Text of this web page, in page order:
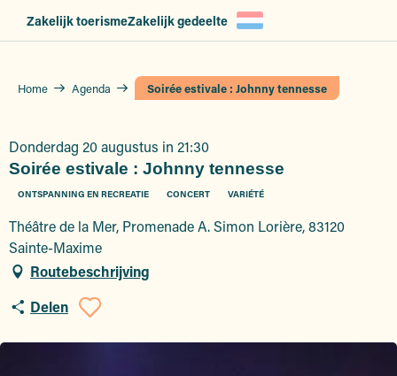
Zakelijk toerismeZakelijk gedeelte
Home Agenda Soirée estivale : Johnny tennesse
Donderdag 20 augustus in 21:30
Soirée estivale : Johnny tennesse
ONTSPANNING EN RECREATIE CONCERT VARIÉTÉ
Théâtre de la Mer, Promenade A. Simon Lorière, 83120
Sainte-Maxime
Routebeschrijving
Delen
Ajouter aux favoris